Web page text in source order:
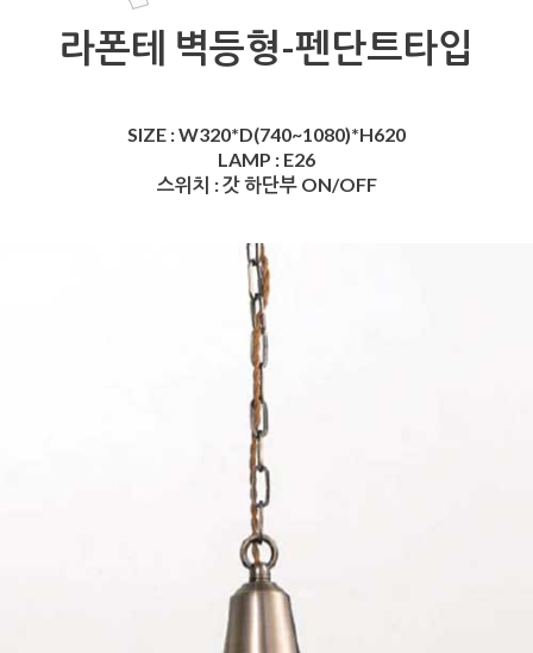
라폰테 벽등형-펜단트타입
SIZE : W320*D(740~1080)*H620
LAMP : E26
스위치 : 갓 하단부 ON/OFF